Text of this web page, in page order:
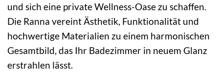
und sich eine private Wellness-Oase zu schaffen.
Die Ranna vereint Ästhetik, Funktionalität und
hochwertige Materialien zu einem harmonischen
Gesamtbild, das Ihr Badezimmer in neuem Glanz
erstrahlen lässt.